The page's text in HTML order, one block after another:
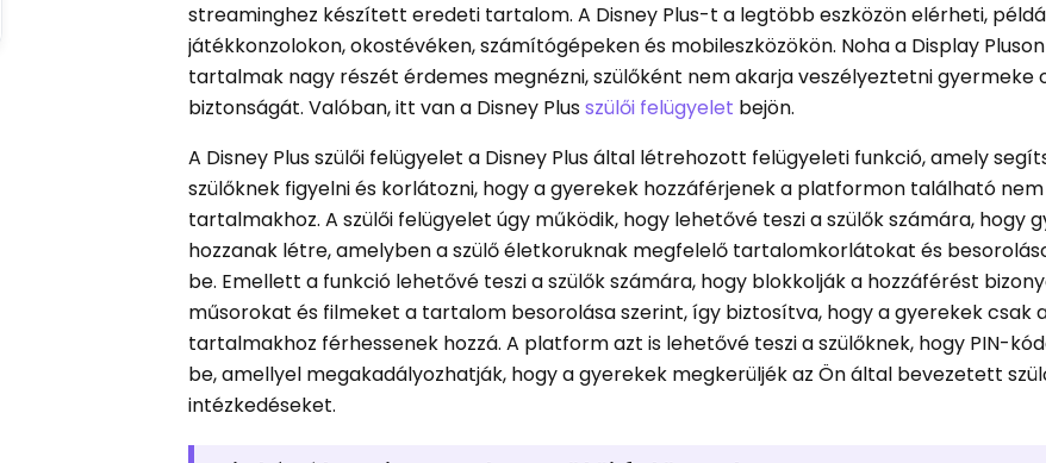
streaminghez készített eredeti tartalom. A Disney Plus-t a legtöbb eszközön elérheti,
játékkonzolokon, okostévéken, számítógépeken és mobileszközökön. Noha a Display
tartalmak nagy részét érdemes megnézni, szülőként nem akarja veszélyeztetni gyermeke
biztonságát. Valóban, itt van a Disney Plusszülői felügyelet bejön.
A Disney Plus szülői felügyelet a Disney Plus által létrehozott felügyeleti funkció, amely
szülőknek figyelni és korlátozni, hogy a gyerekek hozzáférjenek a platformon található
tartalmakhoz. A szülői felügyelet úgy működik, hogy lehetővé teszi a szülők számára, hogy
hozzanak létre, amelyben a szülő életkoruknak megfelelő tartalomkorlátokat és
be. Emellett a funkció lehetővé teszi a szülők számára, hogy blokkolják a hozzáférést
műsorokat és filmeket a tartalom besorolása szerint, így biztosítva, hogy a gyerekek csak
tartalmakhoz férhessenek hozzá. A platform azt is lehetővé teszi a szülőknek, hogy PIN-
be, amellyel megakadályozhatják, hogy a gyerekek megkerüljék az Ön által bevezetett
intézkedéseket.